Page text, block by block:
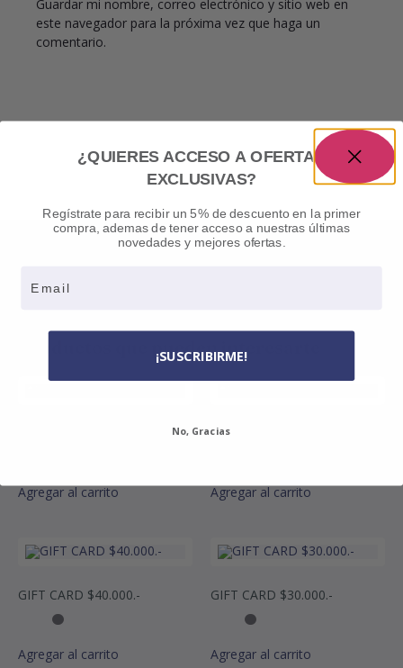
Guardar mi nombre, correo electrónico y sitio web en
este navegador para la próxima vez que haga un
comentario.
Productos que pueden interesarte
Agregar al carrito
GIFT CARD $50.000.-
Agregar al carrito
GIFT CARD $40.000.-
Agregar al carrito
GIFT CARD $30.000.-
Agregar al carrito
¿QUIERES ACCESO A OFERTAS
EXCLUSIVAS?
Regístrate para recibir un 5% de descuento en la primer
compra, ademas de tener acceso a nuestras últimas
novedades y mejores ofertas.
¡SUSCRIBIRME!
No, Gracias